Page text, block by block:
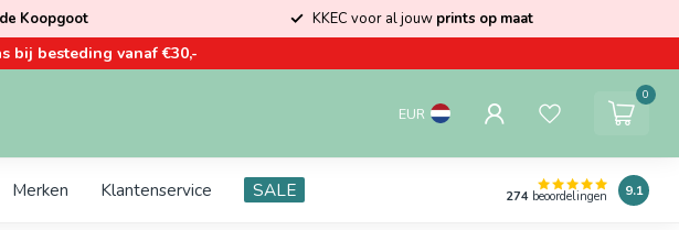
Koopgoot KKEC voor al jouw prints op maat
bij besteding vanaf €30,-
EUR
0
Merken Klantenservice SALE 274 beoordelingen 9.1